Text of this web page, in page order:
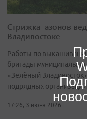
Стрижка газонов
Владивостоке
Работы по
бригады
«Зелёный
подрядных организаций
17:26, 3 июня 2026